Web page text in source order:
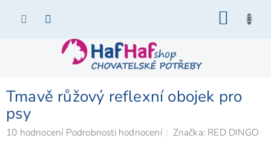
Tmavě růžový reflexní obojek pro
psy
Průměrné
10 hodnocení Podrobnosti hodnocení Značka: RED DINGO